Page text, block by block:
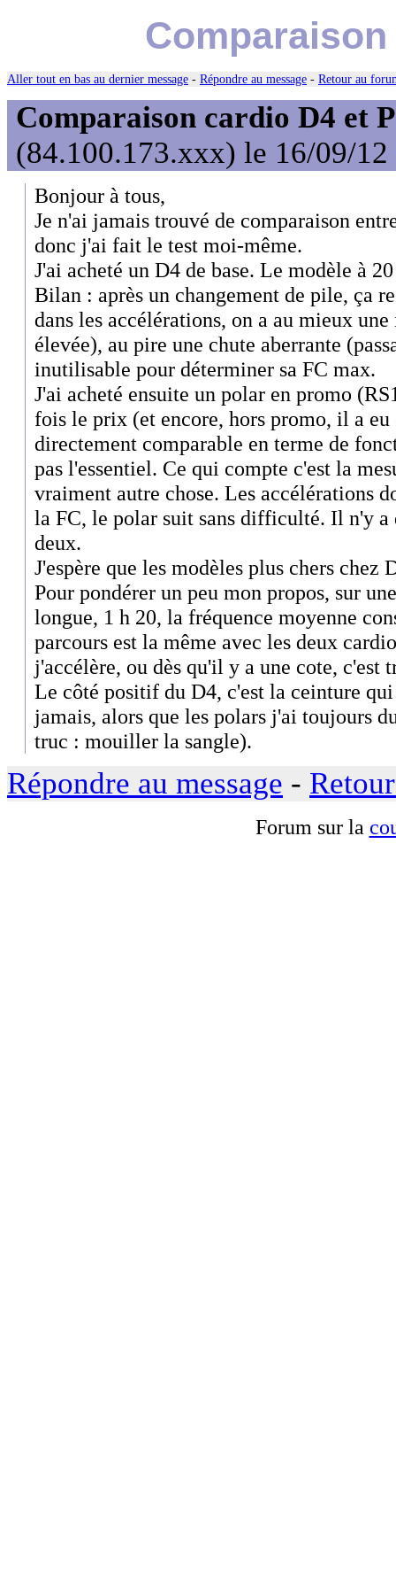
Aller tout en bas au dernier message - Répondre au message - Retour au
Comparaison cardio D4 et
(84.100.173.xxx) le 16/09/12
Bonjour à tous,
Je n'ai jamais trouvé de comparaison
donc j'ai fait le test moi-même.
J'ai acheté un D4 de base. Le modèle à
Bilan : après un changement de pile, ça
dans les accélérations, on a au mieux
élevée), au pire une chute aberrante
inutilisable pour déterminer sa FC max.
J'ai acheté ensuite un polar en promo
fois le prix (et encore, hors promo, il a eu
directement comparable en terme de
pas l'essentiel. Ce qui compte c'est la
vraiment autre chose. Les accélérations
la FC, le polar suit sans difficulté. Il n'y a
deux.
J'espère que les modèles plus chers chez
Pour pondérer un peu mon propos, sur
longue, 1 h 20, la fréquence moyenne
parcours est la même avec les deux
j'accélère, ou dès qu'il y a une cote, c'est
Le côté positif du D4, c'est la ceinture
jamais, alors que les polars j'ai toujours
truc : mouiller la sangle).
Répondre au message -
Forum sur la